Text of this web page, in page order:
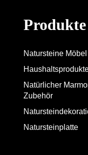
Produkte
Natursteine Möbel
Natürlicher
Zubehör
Natursteinplatte